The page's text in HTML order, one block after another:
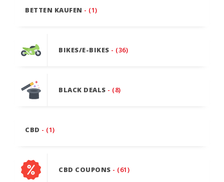
BETTEN KAUFEN - (1)
BIKES/E-BIKES - (36)
BLACK DEALS - (8)
CBD - (1)
CBD COUPONS - (61)